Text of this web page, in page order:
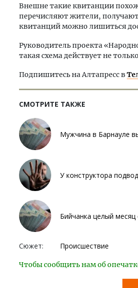
Внешне такие квитанции
перечисляют жители,
квитанций можно лишиться
Руководитель проекта
такая схема действует не
Подпишитесь на Алтапресс в
СМОТРИТЕ ТАКЖЕ
Мужчина в Барнауле
У конструктора
Бийчанка целый
Сюжет: Происшествие
Чтобы сообщить нам об